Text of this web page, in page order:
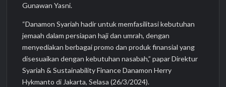
Gunawan Yasni.
“Danamon Syariah hadir untuk memfasilitasi kebutuhan
jemaah dalam persiapan haji dan umrah, dengan
menyediakan berbagai promo dan produk finansial yang
disesuaikan dengan kebutuhan nasabah,” papar Direktur
Syariah & Sustainability Finance Danamon Herry
Hykmanto di Jakarta, Selasa (26/3/2024).